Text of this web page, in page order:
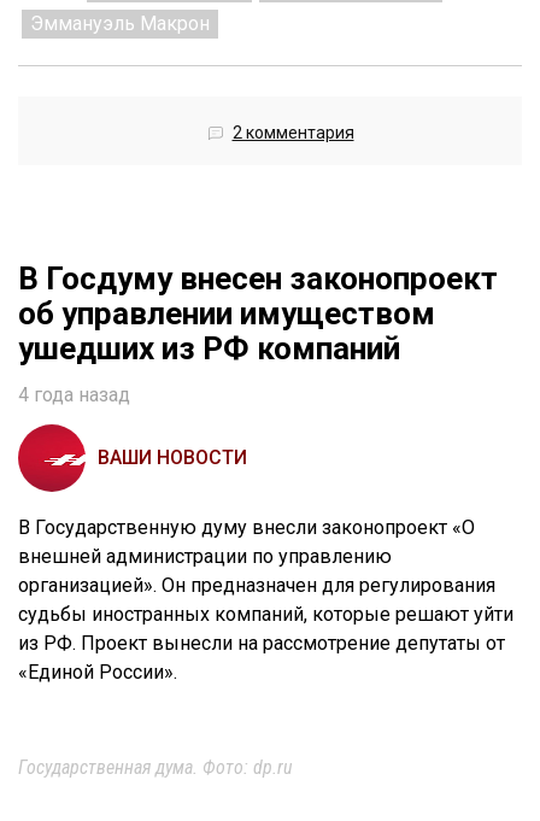
Эммануэль Макрон
2 комментария
В Госдуму внесен законопроект
об управлении имуществом
ушедших из РФ компаний
4 года назад
ВАШИ НОВОСТИ
В Государственную думу внесли законопроект «О
внешней администрации по управлению
организацией». Он предназначен для регулирования
судьбы иностранных компаний, которые решают уйти
из РФ. Проект вынесли на рассмотрение депутаты от
«Единой России».
Государственная дума. Фото: dp.ru